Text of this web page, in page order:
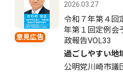
意見広告
2026.03.27
令和７年第４
年第１回定例
政報告VOL33
過ごしやすい地
公明党川崎市